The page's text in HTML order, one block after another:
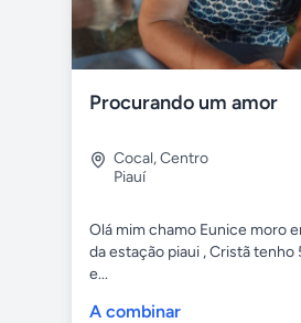
Procurando um amor
Cocal,Centro
Piauí
Olá mim chamo Eunice moro
da estação piaui , Cristã tenho
e...
A combinar